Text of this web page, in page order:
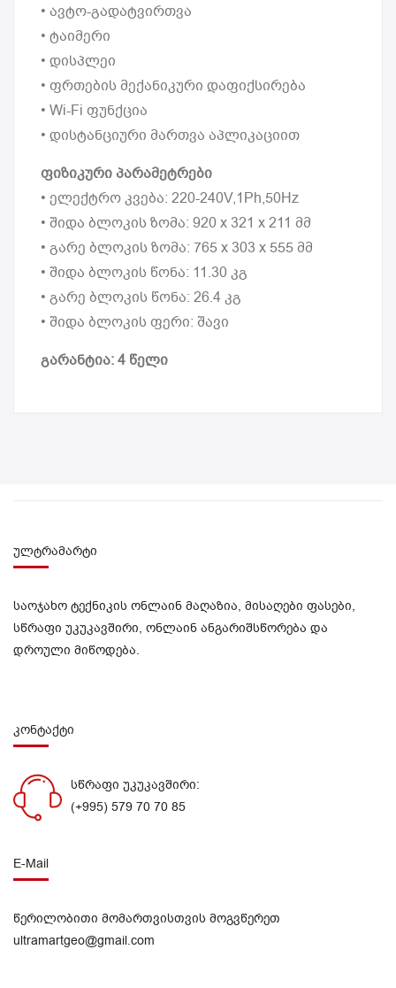
• ავტო-გადატვირთვა
• ტაიმერი
• დისპლეი
• ფრთების მექანიკური დაფიქსირება
• Wi-Fi ფუნქცია
• დისტანციური მართვა აპლიკაციით
ფიზიკური პარამეტრები
• ელექტრო კვება: 220-240V,1Ph,50Hz
• შიდა ბლოკის ზომა: 920 x 321 x 211 მმ
• გარე ბლოკის ზომა: 765 x 303 x 555 მმ
• შიდა ბლოკის წონა: 11.30 კგ
• გარე ბლოკის წონა: 26.4 კგ
• შიდა ბლოკის ფერი: შავი
გარანტია: 4 წელი
ულტრამარტი
საოჯახო ტექნიკის ონლაინ მაღაზია, მისაღები ფასები,
სწრაფი უკუკავშირი, ონლაინ ანგარიშსწორება და
დროული მიწოდება.
კონტაქტი
სწრაფი უკუკავშირი:
(+995) 579 70 70 85
E-Mail
წერილობითი მომართვისთვის მოგვწერეთ
ultramartgeo@gmail.com